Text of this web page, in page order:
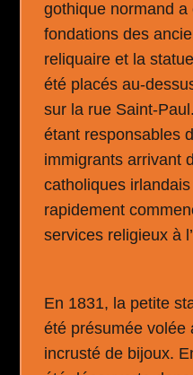
gothique normand
fondations des
reliquaire et la
été placés au-
sur la rue Saint-
étant responsables
immigrants arrivant
catholiques
rapidement
services religieux à
En 1831, la petite
été présumée volée
incrusté de bijoux.